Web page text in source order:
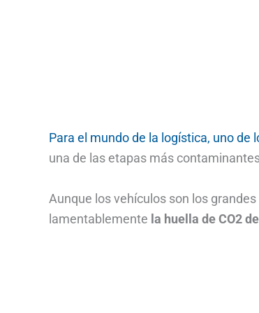
Para el mundo de la logística, uno
una de las etapas más
Aunque los vehículos son los
lamentablemente la huella de CO2